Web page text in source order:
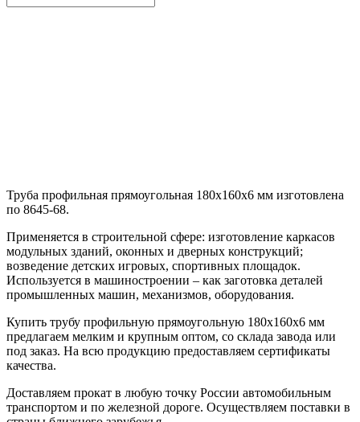
Труба профильная прямоугольная 180х160х6 мм изготовлена
по 8645-68.
Применяется в строительной сфере: изготовление каркасов
модульных зданий, оконных и дверных конструкций;
возведение детских игровых, спортивных площадок.
Используется в машиностроении – как заготовка деталей
промышленных машин, механизмов, оборудования.
Купить трубу профильную прямоугольную 180х160х6 мм
предлагаем мелким и крупным оптом, со склада завода или
под заказ. На всю продукцию предоставляем сертификаты
качества.
Доставляем прокат в любую точку России автомобильным
транспортом и по железной дороге. Осуществляем поставки в